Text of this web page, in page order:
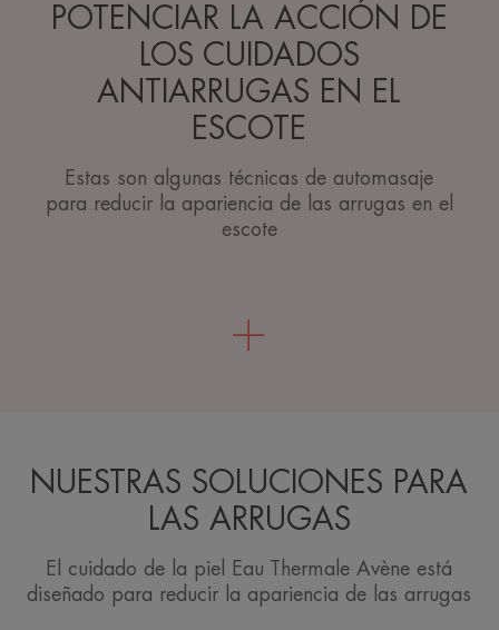
POTENCIAR LA ACCIÓN DE
LOS CUIDADOS
ANTIARRUGAS EN EL
ESCOTE
Estas son algunas técnicas de automasaje
para reducir la apariencia de las arrugas en el
escote
NUESTRAS SOLUCIONES PARA
LAS ARRUGAS
El cuidado de la piel Eau Thermale Avène está
diseñado para reducir la apariencia de las arrugas